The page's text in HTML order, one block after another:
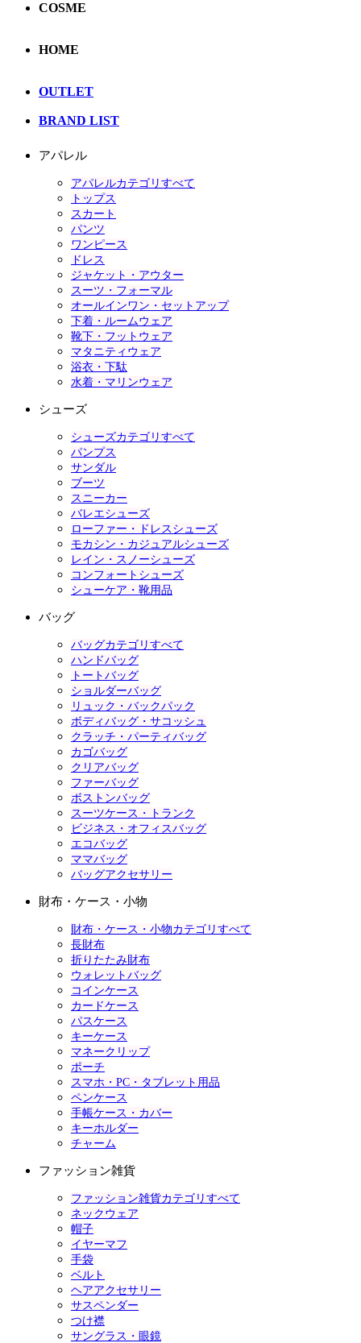
COSME
HOME
OUTLET
BRAND LIST
アパレル
アパレルカテゴリすべて
トップス
スカート
パンツ
ワンピース
ドレス
ジャケット・アウター
スーツ・フォーマル
オールインワン・セットアップ
下着・ルームウェア
靴下・フットウェア
マタニティウェア
浴衣・下駄
水着・マリンウェア
シューズ
シューズカテゴリすべて
パンプス
サンダル
ブーツ
スニーカー
バレエシューズ
ローファー・ドレスシューズ
モカシン・カジュアルシューズ
レイン・スノーシューズ
コンフォートシューズ
シューケア・靴用品
バッグ
バッグカテゴリすべて
ハンドバッグ
トートバッグ
ショルダーバッグ
リュック・バックパック
ボディバッグ・サコッシュ
クラッチ・パーティバッグ
カゴバッグ
クリアバッグ
ファーバッグ
ボストンバッグ
スーツケース・トランク
ビジネス・オフィスバッグ
エコバッグ
ママバッグ
バッグアクセサリー
財布・ケース・小物
財布・ケース・小物カテゴリすべて
長財布
折りたたみ財布
ウォレットバッグ
コインケース
カードケース
パスケース
キーケース
マネークリップ
ポーチ
スマホ・PC・タブレット用品
ペンケース
手帳ケース・カバー
キーホルダー
チャーム
ファッション雑貨
ファッション雑貨カテゴリすべて
ネックウェア
帽子
イヤーマフ
手袋
ベルト
ヘアアクセサリー
サスペンダー
つけ襟
サングラス・眼鏡